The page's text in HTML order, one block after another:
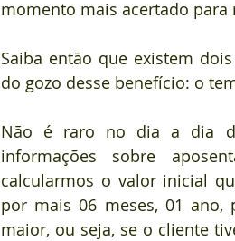
momento mais acertado para
Saiba então que existem
do gozo desse benefício: o
Não é raro no dia a dia
informações sobre
calcularmos o valor inicial
por mais 06 meses, 01 ano,
maior, ou seja, se o cliente